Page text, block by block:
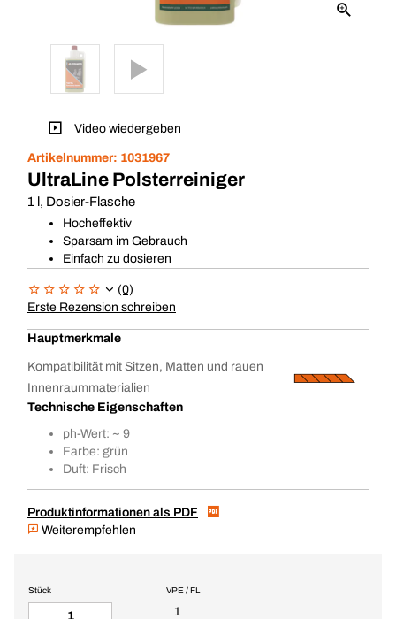
Video wiedergeben
Artikelnummer: 1031967
UltraLine Polsterreiniger
1 l, Dosier-Flasche
Hocheffektiv
Sparsam im Gebrauch
Einfach zu dosieren
(0)
Erste Rezension schreiben
Hauptmerkmale
Kompatibilität mit Sitzen, Matten und rauen
Innenraummaterialien
Technische Eigenschaften
ph-Wert: ~ 9
Farbe: grün
Duft: Frisch
Produktinformationen als PDF
Weiterempfehlen
VPE / FL
1
Stück